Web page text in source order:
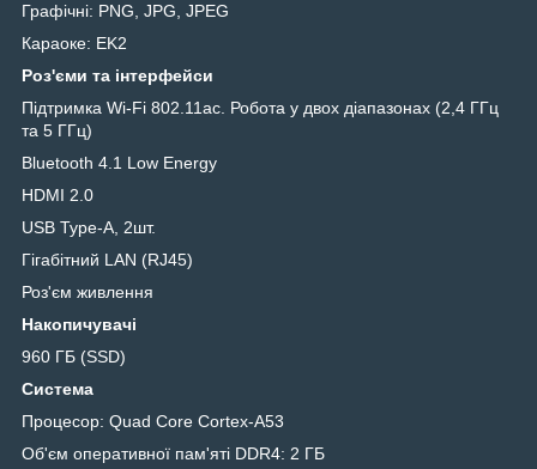
Графічні: PNG, JPG, JPEG
Караоке: EK2
Роз'єми та інтерфейси
Підтримка Wi-Fi 802.11ac. Робота у двох діапазонах (2,4 ГГц
та 5 ГГц)
Bluetooth 4.1 Low Energy
HDMI 2.0
USB Type-A, 2шт.
Гігабітний LAN (RJ45)
Роз'єм живлення
Накопичувачі
960 ГБ (SSD)
Система
Процесор: Quad Core Cortex-A53
Об'єм оперативної пам'яті DDR4: 2 ГБ